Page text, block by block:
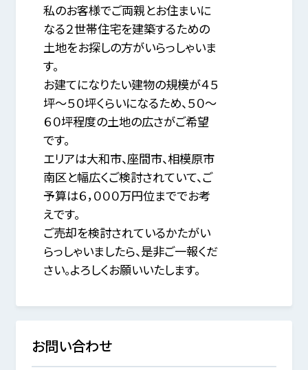
私のお客様でご両親とお住まいに
なる２世帯住宅を建築するための
土地をお探しの方がいらっしゃいま
す。
お建てになりたい建物の規模が４５
坪～５０坪くらいになるため、５０～
６０坪程度の土地の広さがご希望
です。
エリアは大和市、座間市、相模原市
南区と幅広くご検討されていて、ご
予算は６，０００万円位まででお考
えです。
ご売却を検討されているかたがい
らっしゃいましたら、是非ご一報くだ
さい。よろしくお願いいたします。
お問い合わせ